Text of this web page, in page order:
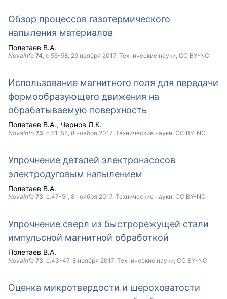
Обзор процессов газотермического
напыления материалов
Полетаев В.А.
NovaInfo 74, с.55-58, 29 ноября 2017, Технические науки, CC BY-NC
Использование магнитного поля для передачи
формообразующего движения на
обрабатываемую поверхность
Полетаев В.А. Чернов Л.К.
NovaInfo 73, с.51-55, 8 ноября 2017, Технические науки, CC BY-NC
Упрочнение деталей электронасосов
электродуговым напылением
Полетаев В.А.
NovaInfo 73, с.47-51, 8 ноября 2017, Технические науки, CC BY-NC
Упрочнение сверл из быстрорежущей стали
импульсной магнитной обработкой
Полетаев В.А.
NovaInfo 73, с.43-47, 8 ноября 2017, Технические науки, CC BY-NC
Оценка микротвердости и шероховатости